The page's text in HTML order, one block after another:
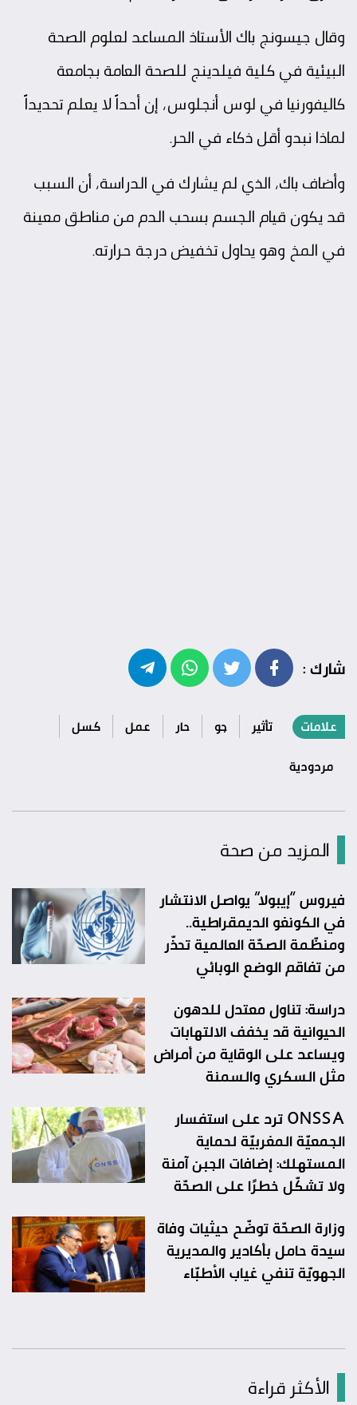
وقال جيسونج باك الأستاذ المساعد لعلوم الصحة
البيئية في كلية فيلدينج للصحة العامة بجامعة
كاليفورنيا في لوس أنجلوس، إن أحداً لا يعلم تحديداً
لماذا نبدو أقل ذكاء في الحر.
وأضاف باك، الذي لم يشارك في الدراسة، أن السبب
قد يكون قيام الجسم بسحب الدم من مناطق معينة
في المخ وهو يحاول تخفيض درجة حرارته.
شارك :
علامات تأثير جو حار عمل
كسل
مردودية
المزيد من صحة
فيروس “إيبولا” يواصل الانتشار
في الكونغو الديمقراطية..
ومنظّمة الصحّة العالمية تحذّر
من تفاقم الوضع الوبائي
دراسة: تناول معتدل للدهون
الحيوانية قد يخفف الالتهابات
ويساعد على الوقاية من أمراض
مثل السكري والسمنة
ONSSA ترد على استفسار
الجمعيّة المغربيّة لحماية
المستهلك: إضافات الجبن آمنة
ولا تشكّل خطرًا على الصحّة
وزارة الصحّة توضّح حيثيات وفاة
سيدة حامل بأكادير والمديرية
الجهويّة تنفي غياب الأطبّاء
الأكثر قراءة